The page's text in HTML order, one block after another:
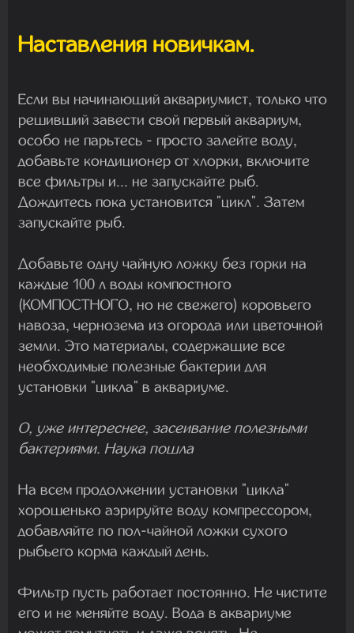
Наставления новичкам.
Если вы начинающий аквариумист, только что
решивший завести свой первый аквариум,
особо не парьтесь - просто залейте воду,
добавьте кондиционер от хлорки, включите
все фильтры и... не запускайте рыб.
Дождитесь пока установится "цикл". Затем
запускайте рыб.
Добавьте одну чайную ложку без горки на
каждые 100 л воды компостного
(КОМПОСТНОГО, но не свежего) коровьего
навоза, чернозема из огорода или цветочной
земли. Это материалы, содержащие все
необходимые полезные бактерии для
установки "цикла" в аквариуме.
О, уже интереснее, засеивание полезными
бактериями. Наука пошла
На всем продолжении установки "цикла"
хорошенько аэрируйте воду компрессором,
добавляйте по пол-чайной ложки сухого
рыбьего корма каждый день.
Фильтр пусть работает постоянно. Не чистите
его и не меняйте воду. Вода в аквариуме